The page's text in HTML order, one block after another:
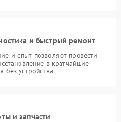
и быстрый ремонт
и опыт позволяют провести
в кратчайшие
без устройства
и запчасти